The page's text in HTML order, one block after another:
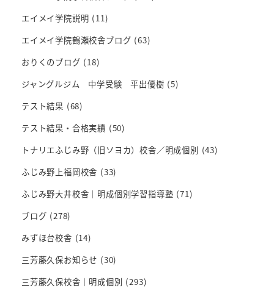
エイメイ学院説明 (11)
エイメイ学院鶴瀬校舎ブログ (63)
おりくのブログ (18)
ジャングルジム 中学受験 平出優樹 (5)
テスト結果 (68)
テスト結果・合格実績 (50)
トナリエふじみ野（旧ソヨカ）校舎／明成個別 (43)
ふじみ野上福岡校舎 (33)
ふじみ野大井校舎｜明成個別学習指導塾 (71)
ブログ (278)
みずほ台校舎 (14)
三芳藤久保お知らせ (30)
三芳藤久保校舎｜明成個別 (293)